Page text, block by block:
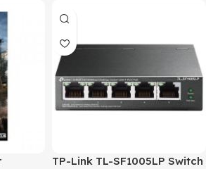
TP-Link TL-SF1005LP Switch